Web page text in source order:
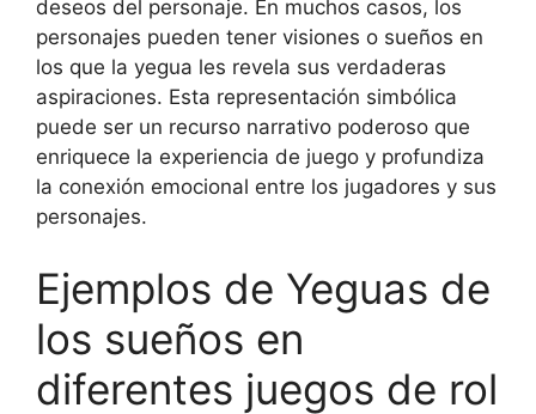
deseos del personaje. En muchos casos, los
personajes pueden tener visiones o sueños en
los que la yegua les revela sus verdaderas
aspiraciones. Esta representación simbólica
puede ser un recurso narrativo poderoso que
enriquece la experiencia de juego y profundiza
la conexión emocional entre los jugadores y sus
personajes.
Ejemplos de Yeguas de
los sueños en
diferentes juegos de rol